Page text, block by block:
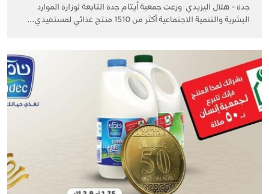
جدة - هلال اليزيدي وزعت جمعية أيتام جدة التابعة لوزارة الموارد
البشرية والتنمية الاجتماعية أكثر من 1510 منتج غذائي لمستفيدي...